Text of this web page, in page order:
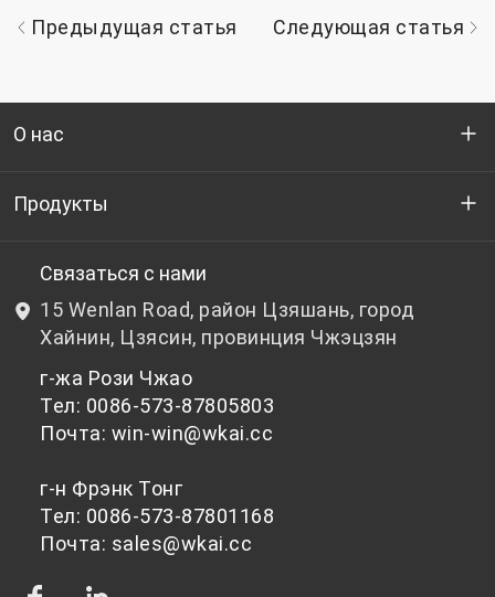
Предыдущая статья Следующая статья
О нас
Кто мы
НИОКР
Новости и события
политика конфиденциальности
Продукты
Бутылочный ПЭТ-гранулят
Небутылочный ПЭТ-гранулят
Связаться с нами
15 Wenlan Road, район Цзяшань, город
Хайнин, Цзясин, провинция Чжэцзян
г-жа Рози Чжао
Тел: 0086-573-87805803
Почта: win-win@wkai.cc
г-н Фрэнк Тонг
Тел: 0086-573-87801168
Почта: sales@wkai.cc